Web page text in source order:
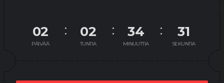
02
PÄIVÄÄ
02
TUNTIA
34
MINUUTTIA
30
SEKUNTIA